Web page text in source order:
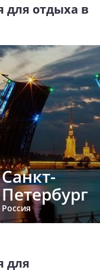
для отдыха в
Санкт-
Петербург
Россия
для